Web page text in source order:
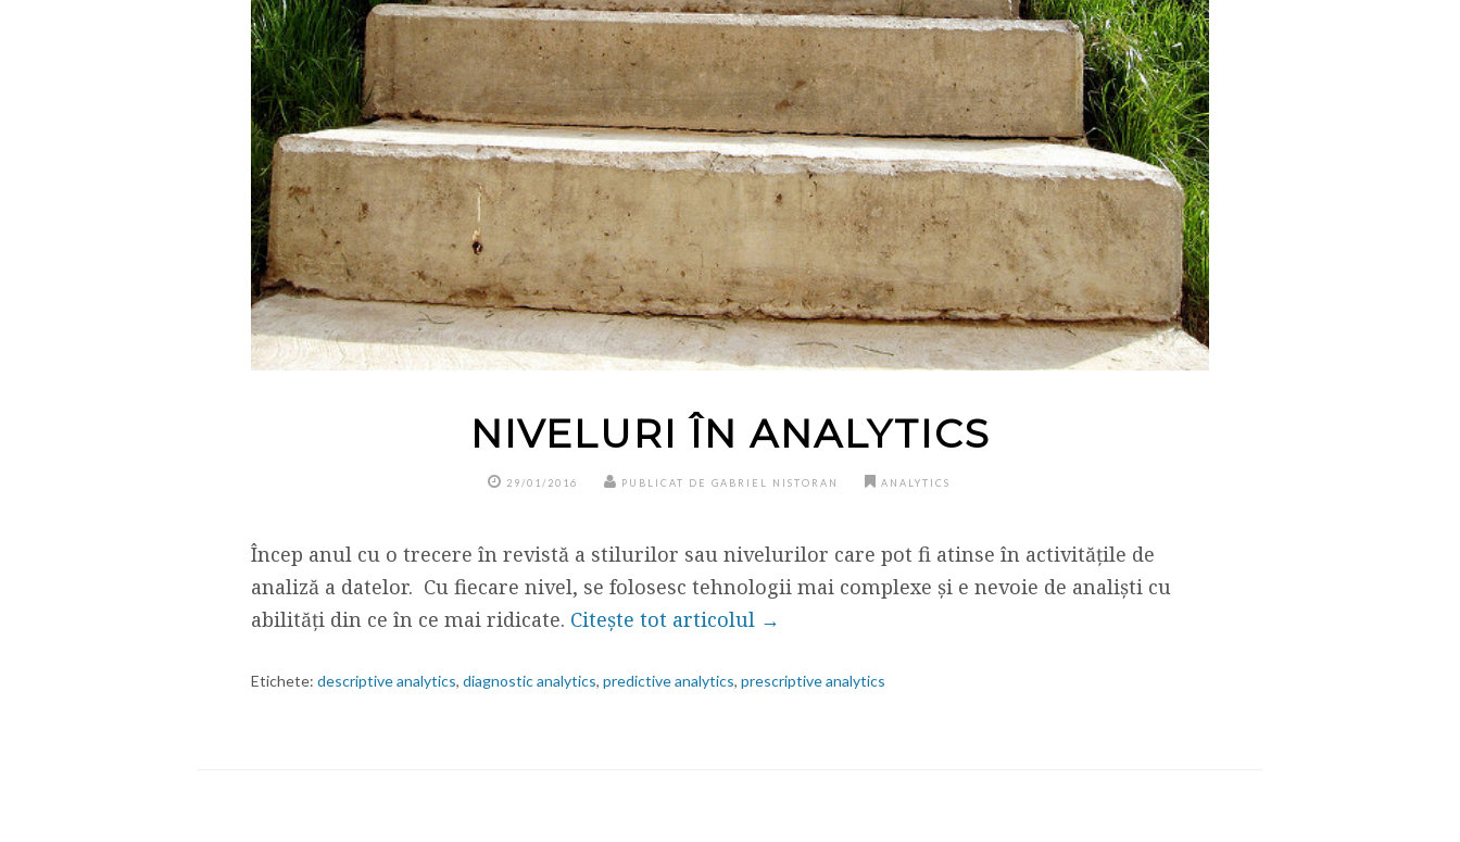
NIVELURI ÎN ANALYTICS
29/01/2016 PUBLICAT DE GABRIEL NISTORAN ANALYTICS
Încep anul cu o trecere în revistă a stilurilor sau nivelurilor care pot fi atinse în activitățile de
analiză a datelor. Cu fiecare nivel, se folosesc tehnologii mai complexe și e nevoie de analiști cu
abilități din ce în ce mai ridicate. Citește tot articolul →
Etichete: descriptive analytics, diagnostic analytics, predictive analytics, prescriptive analytics